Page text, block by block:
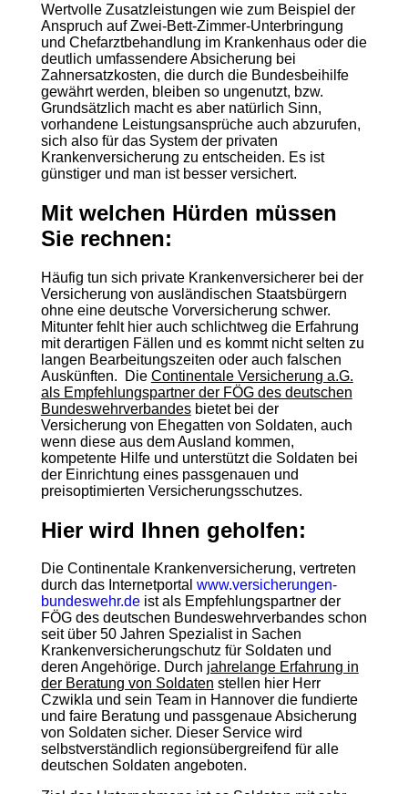
Wertvolle Zusatzleistungen wie zum Beispiel der
Anspruch auf Zwei-Bett-Zimmer-Unterbringung
und Chefarztbehandlung im Krankenhaus oder die
deutlich umfassendere Absicherung bei
Zahnersatzkosten, die durch die Bundesbeihilfe
gewährt werden, bleiben so ungenutzt, bzw.
Grundsätzlich macht es aber natürlich Sinn,
vorhandene Leistungsansprüche auch abzurufen,
sich also für das System der privaten
Krankenversicherung zu entscheiden. Es ist
günstiger und man ist besser versichert.
Mit welchen Hürden müssen
Sie rechnen:
Häufig tun sich private Krankenversicherer bei der
Versicherung von ausländischen Staatsbürgern
ohne eine deutsche Vorversicherung schwer.
Mitunter fehlt hier auch schlichtweg die Erfahrung
mit derartigen Fällen und es kommt nicht selten zu
langen Bearbeitungszeiten oder auch falschen
Auskünften. Die Continentale Versicherung a.G.
als Empfehlungspartner der FÖG des deutschen
Bundeswehrverbandesbietet bei der
Versicherung von Ehegatten von Soldaten, auch
wenn diese aus dem Ausland kommen,
kompetente Hilfe und unterstützt die Soldaten bei
der Einrichtung eines passgenauen und
preisoptimierten Versicherungsschutzes.
Hier wird Ihnen geholfen:
Die Continentale Krankenversicherung, vertreten
durch das Internetportal www.versicherungen-
bundeswehr.deist als Empfehlungspartner der
FÖG des deutschen Bundeswehrverbandes schon
seit über 50 Jahren Spezialist in Sachen
Krankenversicherungschutz für Soldaten und
deren Angehörige. Durch jahrelange Erfahrung in
der Beratung von Soldaten stellen hier Herr
Czwikla und sein Team in Hannover die fundierte
und faire Beratung und passgenaue Absicherung
von Soldaten sicher. Dieser Service wird
selbstverständlich regionsübergreifend für alle
deutschen Soldaten angeboten.